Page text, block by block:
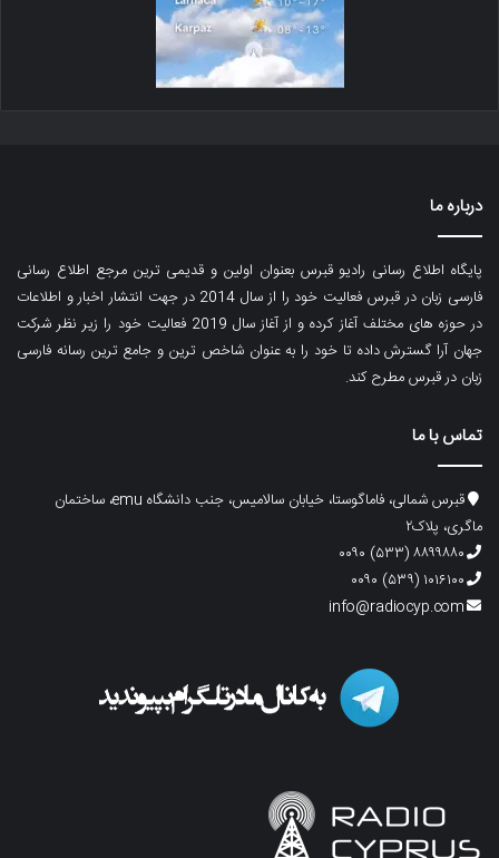
درباره ما
پایگاه اطلاع رسانی رادیو قبرس بعنوان اولین و قدیمی ترین مرجع اطلاع رسانی
فارسی زبان در قبرس فعالیت خود را از سال 2014 در جهت انتشار اخبار و اطلاعات
در حوزه های مختلف آغاز کرده و از آغاز سال 2019 فعالیت خود را زیر نظر شرکت
جهان آرا گسترش داده تا خود را به عنوان شاخص ترین و جامع ترین رسانه فارسی
زبان در قبرس مطرح کند.
تماس با ما
قبرس شمالی، فاماگوستا، خیابان سالامیس، جنب دانشگاه emu، ساختمان
ماگری، پلاک۲
۸۸۹۹۸۸۰ (۵۳۳) ۰۰۹۰
۱۰۱۶۱۰۰ (۵۳۹) ۰۰۹۰
info@radiocyp.com